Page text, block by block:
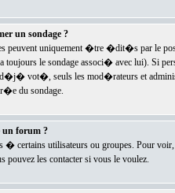
un sondage ?
peuvent uniquement �tre �dit�s par le
toujours le sondage associ� avec lui). Si
d�j� vot�, seuls les mod�rateurs et
du sondage.
forum ?
certains utilisateurs ou groupes. Pour
pouvez les contacter si vous le voulez.